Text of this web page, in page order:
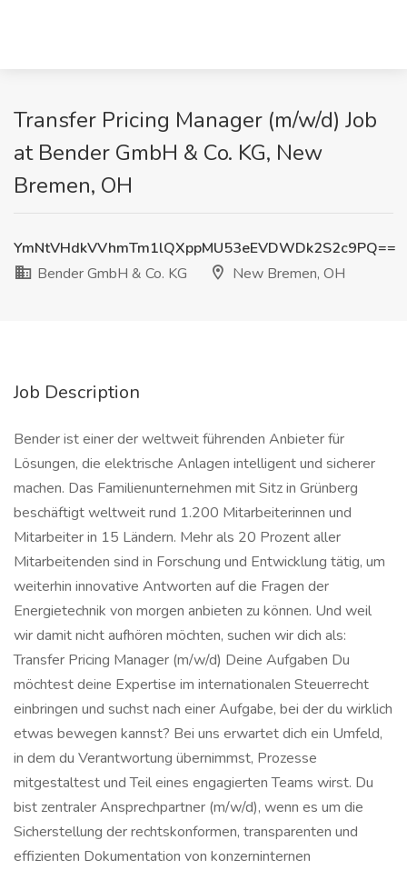
Transfer Pricing Manager (m/w/d) Job
at Bender GmbH & Co. KG, New
Bremen, OH
YmNtVHdkVVhmTm1lQXppMU53eEVDWDk2S2c9PQ==
Bender GmbH & Co. KG
New Bremen, OH
Job Description
Bender ist einer der weltweit führenden Anbieter für
Lösungen, die elektrische Anlagen intelligent und sicherer
machen. Das Familienunternehmen mit Sitz in Grünberg
beschäftigt weltweit rund 1.200 Mitarbeiterinnen und
Mitarbeiter in 15 Ländern. Mehr als 20 Prozent aller
Mitarbeitenden sind in Forschung und Entwicklung tätig, um
weiterhin innovative Antworten auf die Fragen der
Energietechnik von morgen anbieten zu können. Und weil
wir damit nicht aufhören möchten, suchen wir dich als:
Transfer Pricing Manager (m/w/d) Deine Aufgaben Du
möchtest deine Expertise im internationalen Steuerrecht
einbringen und suchst nach einer Aufgabe, bei der du wirklich
etwas bewegen kannst? Bei uns erwartet dich ein Umfeld,
in dem du Verantwortung übernimmst, Prozesse
mitgestaltest und Teil eines engagierten Teams wirst. Du
bist zentraler Ansprechpartner (m/w/d), wenn es um die
Sicherstellung der rechtskonformen, transparenten und
effizienten Dokumentation von konzerninternen